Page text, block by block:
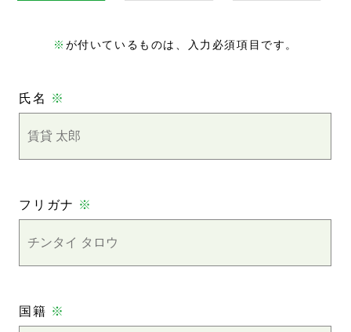
※ が付いているものは、入力必須項目です。
氏名 ※
フリガナ ※
国籍 ※